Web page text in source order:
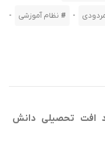
- نظام آموزشی -
افت تحصیلی دانش